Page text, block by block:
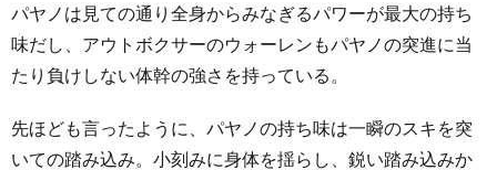
パヤノは見ての通り全身からみなぎるパワーが最大の持ち
味だし、アウトボクサーのウォーレンもパヤノの突進に当
たり負けしない体幹の強さを持っている。
先ほども言ったように、パヤノの持ち味は一瞬のスキを突
いての踏み込み。小刻みに身体を揺らし、鋭い踏み込みか